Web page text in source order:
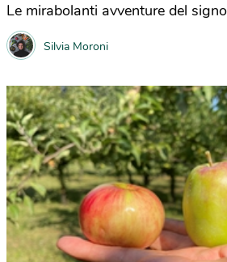
Le mirabolanti avventure del
Silvia Moroni